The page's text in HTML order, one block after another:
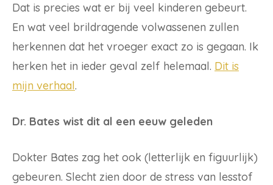
Dat is precies wat er bij veel kinderen gebeurt.
En wat veel brildragende volwassenen zullen
herkennen dat het vroeger exact zo is gegaan. Ik
herken het in ieder geval zelf helemaal. Dit is
mijn verhaal.
Dr. Bates wist dit al een eeuw geleden
Dokter Bates zag het ook (letterlijk en figuurlijk)
gebeuren. Slecht zien door de stress van lesstof